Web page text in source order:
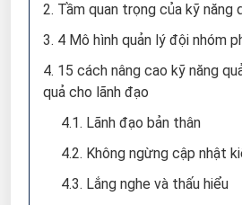
2. Tầm quan trọng của kỹ năng
3. 4 Mô hình quản lý đội nhóm
4. 15 cách nâng cao kỹ năng
quả cho lãnh đạo
4.1. Lãnh đạo bản thân
4.2. Không ngừng cập nhật
4.3. Lắng nghe và thấu hiểu